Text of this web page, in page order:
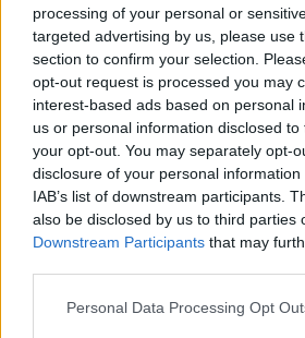
processing of your personal or
targeted advertising by us, please use
section to confirm your selection.
opt-out request is processed you may
interest-based ads based on personal
us or personal information disclosed
your opt-out. You may separately opt-
disclosure of your personal
IAB’s list of downstream participants.
also be disclosed by us to third parties
Downstream Participants that may
Personal Data Processing Opt